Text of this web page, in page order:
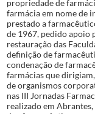
propriedade de
farmácia em nome de
prestado a
de 1967, pedido apoio
restauração das
definição de
condenação de
farmácias que
de organismos
nas III Jornadas
realizado em